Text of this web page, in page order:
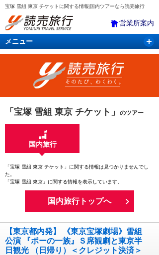
宝塚 雪組 東京 チケットに関する情報|国内ツアーなら読売旅行
営業所案内
メニュー
国内旅行 バスツアー 海外旅行
「宝塚 雪組 東京 チケット」 のツアー
国内旅行
「宝塚 雪組 東京 チケット」に関する情報は見つかりませんでし
た。
「宝塚 雪組 東京」に関する情報を表示しています。
国内旅行トップへ
【東京都内発】 《東京宝塚劇場》雪組
公演 『ポーの一族』Ｓ席観劇と東京半
日観光 （日帰り）＜クレジット決済＞